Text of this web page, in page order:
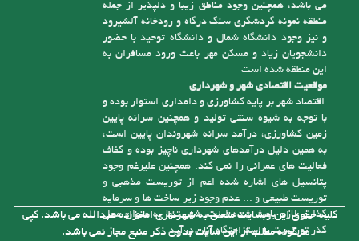
می باشد، همچنین وجود مناطق زیبا و دلپذیر از جمله
منطقه نمونه گردشگری سنگ درگاه و رودخانه آلشیرود
و نیز وجود دانشگاه شمال و دانشگاه توحید با حضور
دانشجویان زیاد و مسکن مهر باعث ورود مسافران به
این منطقه شده است
موقعیت اقتصادی شهر و شهرداری
اقتصاد شهر بر پایه کشاورزی و دامداری استوار بوده و
با توجه به شیوه سنتی تولید و همچنین سرانه پایین
زمین کشاورزی، درآمد سرانه شهروندان پایین است،
به همین دلیل درآمدهای شهرداری ناچیز بوده و کفاف
فعالیت های عمرانی را نمی کند. همچنین علیرغم وجود
پتانسیل های اشاره شده اعم از توریست مذهبی و
توریست طبیعی و ... عدم وجود زیر ساخت ها و سرمایه
گذاری لازم باعث شده است، شهر تنها به عنوان محل
گذر توریست یا استراحتگاه آنان درآید
کلیه حقوق این وبسایت متعلق به شهرداری امامزاده عبدالله می باشد. کپی
هرگونه مطلب از این سایت بدون ذکر منبع مجاز نمی باشد.